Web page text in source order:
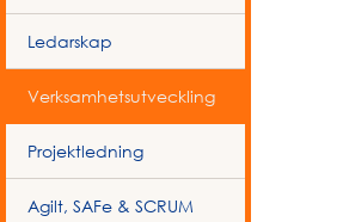
Ledarskap
Verksamhetsutveckling
Projektledning
Agilt, SAFe & SCRUM